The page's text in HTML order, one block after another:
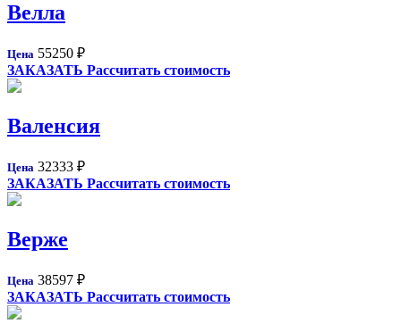
Велла
Цена 55250 ₽
ЗАКАЗАТЬ Рассчитать стоимость
Валенсия
Цена 32333 ₽
ЗАКАЗАТЬ Рассчитать стоимость
Верже
Цена 38597 ₽
ЗАКАЗАТЬ Рассчитать стоимость